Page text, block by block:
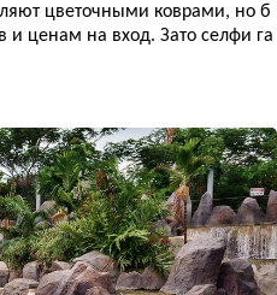
цветочными коврами, но б
и ценам на вход. Зато селфи га